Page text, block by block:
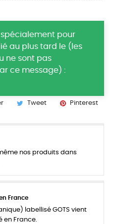
pour
au plus tard le (les
ne sont pas
ce message) :
Tweet Pinterest
nos produits dans
France
labellisé GOTS vient
en France.